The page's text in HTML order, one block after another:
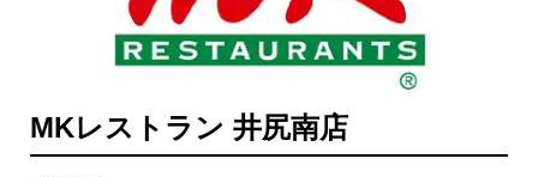
MKレストラン 井尻南店